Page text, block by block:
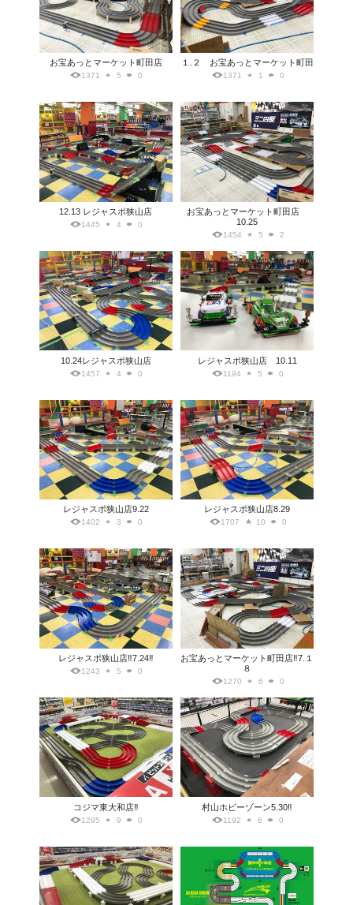
お宝あっとマーケット町田店
1371 5 0
１.２ お宝あっとマーケット町田
1371 1 0
12.13 レジャスポ狭山店
1445 4 0
お宝あっとマーケット町田店
10.25
1454 5 2
10.24レジャスポ狭山店
1457 4 0
レジャスポ狭山店 10.11
1194 5 0
レジャスポ狭山店9.22
1402 3 0
レジャスポ狭山店8.29
1707 10 0
レジャスポ狭山店‼️7.24‼️
1243 5 0
お宝あっとマーケット町田店‼️7.１
８
1270 6 0
コジマ東大和店‼️
1295 9 0
村山ホビーゾーン5.30‼️
1192 6 0